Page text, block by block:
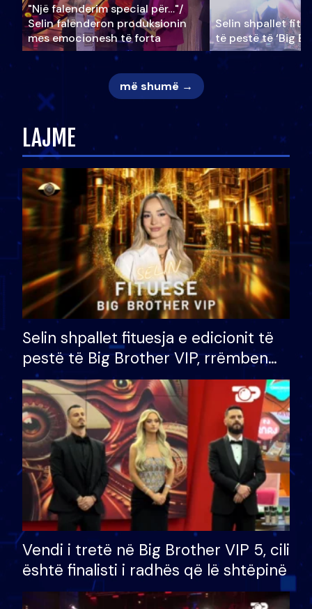
"Një falenderim special për…"/
Selin falënderon produksionin
mes emocionesh të forta
Selin shpallet
të pestë të ‘Big
më shumë →
LAJME
Selin shpallet fituesja e edicionit të
pestë të Big Brother VIP, rrëmben
çmimin e madh prej 100 mijë eurosh
Vendi i tretë në Big Brother VIP 5, cili
është finalisti i radhës që lë shtëpinë